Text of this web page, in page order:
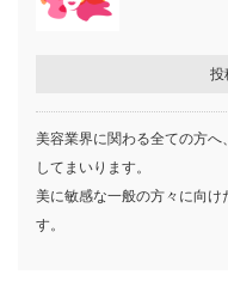
N. スタイリングセラ
アウトバストリートメ
N. シアオイル
N. シアミルク
“あなたのキレイのそ
投
美容業界に関わる全ての方
してまいります。
美に敏感な一般の方々に向け
す。